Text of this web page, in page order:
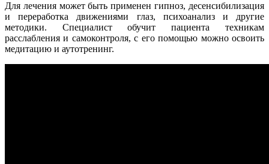
Для лечения может быть применен гипноз, десенсибилизация
и переработка движениями глаз, психоанализ и другие
методики. Специалист обучит пациента техникам
расслабления и самоконтроля, с его помощью можно освоить
медитацию и аутотренинг.